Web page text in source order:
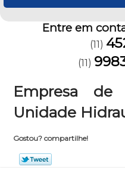
Entre em
(11)
(11)
Empresa de
Unidade
Gostou? compartilhe!